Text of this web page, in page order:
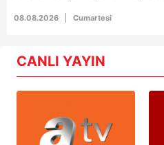
08.08.2026 Cumartesi
CANLI YAYIN